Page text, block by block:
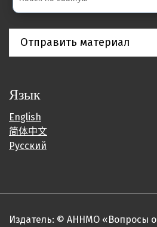
Отправить материал
Язык
English
简体中文
Русский
Издатель: © АННМО «Вопросы